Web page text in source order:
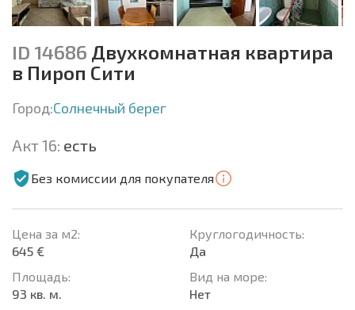
ID 14686 Двухкомнатная квартира
в Пироп Сити
Город:Солнечный берег
Акт 16: есть
Без комиссии для покупателя
Цена за м2:
645 €
Площадь:
93 кв. м.
Круглогодичность:
Да
Вид на море:
Нет